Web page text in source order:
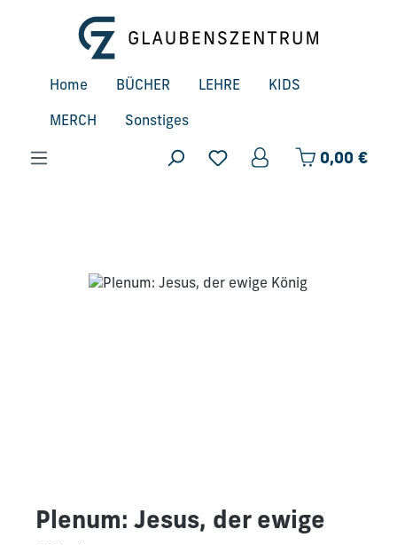
Zum Hauptinhalt springen
Home BÜCHER LEHRE KIDS
MERCH Sonstiges
0,00 €
Plenum: Jesus, der ewige